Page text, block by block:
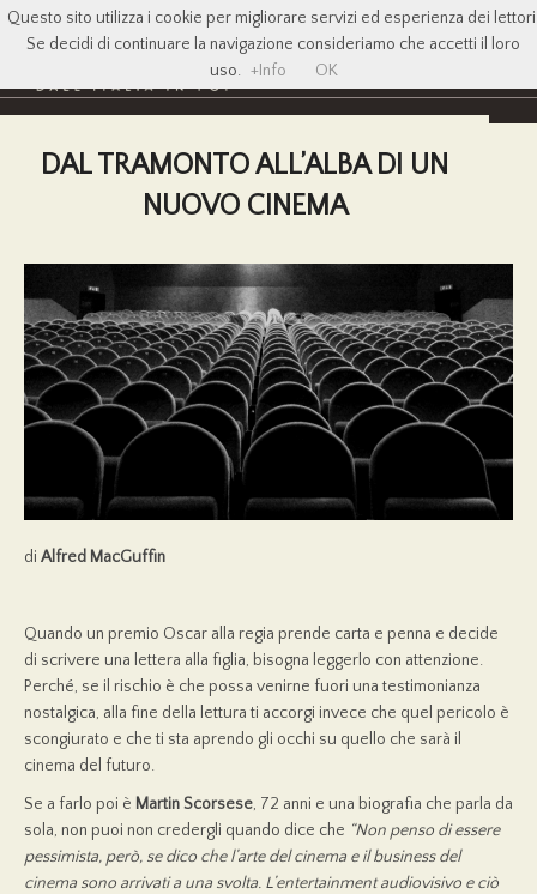
DAL TRAMONTO ALL’ALBA DI UN
NUOVO CINEMA
di Alfred MacGuffin
Quando un premio Oscar alla regia prende carta e penna e decide
di scrivere una lettera alla figlia, bisogna leggerlo con attenzione.
Perché, se il rischio è che possa venirne fuori una testimonianza
nostalgica, alla fine della lettura ti accorgi invece che quel pericolo è
scongiurato e che ti sta aprendo gli occhi su quello che sarà il
cinema del futuro.
Se a farlo poi è Martin Scorsese, 72 anni e una biografia che parla da
sola, non puoi non credergli quando dice che “Non penso di essere
pessimista, però, se dico che l’arte del cinema e il business del
cinema sono arrivati a una svolta. L’entertainment audiovisivo e ciò
Questo sito utilizza i cookie per migliorare servizi ed esperienza dei
Se decidi di continuare la navigazione consideriamo che accetti il loro
uso. +Info OK